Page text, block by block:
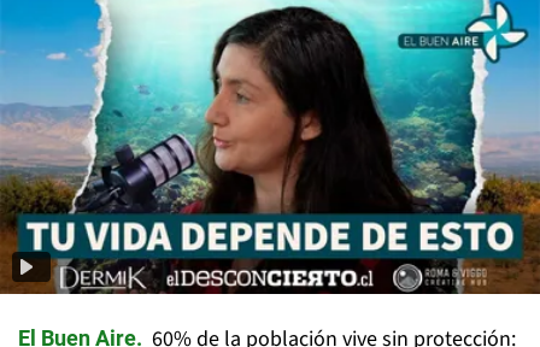
El Buen Aire
60% de la población vive sin protección: